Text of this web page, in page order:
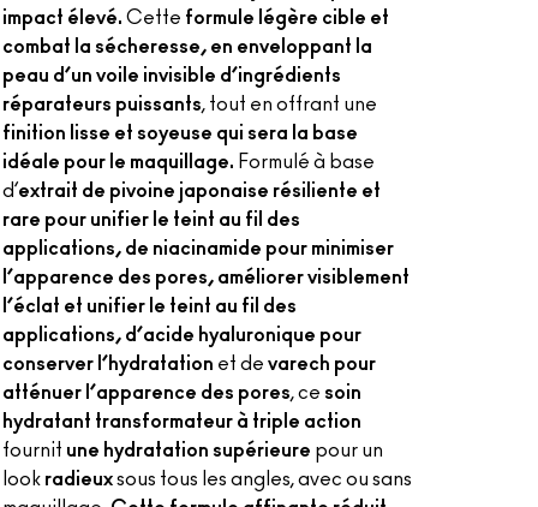
impact élevé. Cette formule légère cible et
combat la sécheresse, en enveloppant la
peau d’un voile invisible d’ingrédients
réparateurs puissants, tout en offrant une
finition lisse et soyeuse qui sera la base
idéale pour le maquillage. Formulé à base
d’extrait de pivoine japonaise résiliente et
rare pour unifier le teint au fil des
applications, de niacinamide pour minimiser
l’apparence des pores, améliorer visiblement
l’éclat et unifier le teint au fil des
applications, d’acide hyaluronique pour
conserver l’hydratation et de varech pour
atténuer l’apparence des pores, ce soin
hydratant transformateur à triple action
fournit une hydratation supérieure pour un
look radieuxsous tous les angles, avec ou sans